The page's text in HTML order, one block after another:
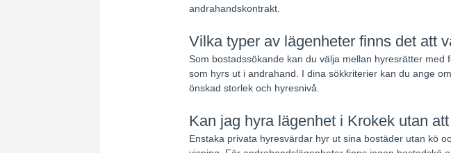
andrahandskontrakt.
Vilka typer av lägenheter finns det att
Som bostadssökande kan du välja mellan hyresrätter
som hyrs ut i andrahand. I dina sökkriterier kan du ange
önskad storlek och hyresnivå.
Kan jag hyra lägenhet i Krokek utan
Enstaka privata hyresvärdar hyr ut sina bostäder utan kö